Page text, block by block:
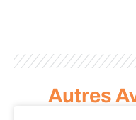
Autres